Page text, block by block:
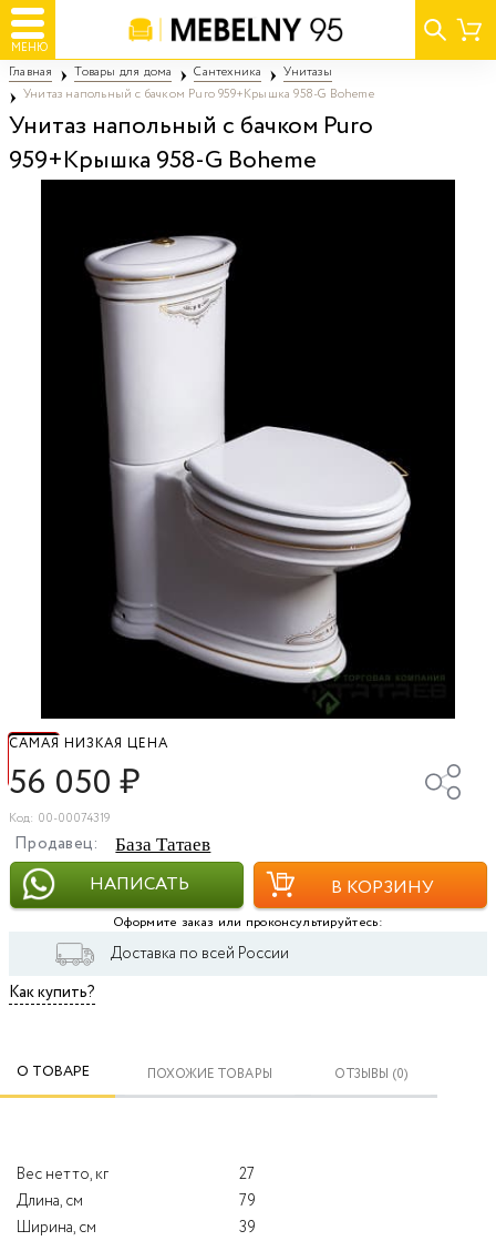
МЕНЮ
Главная Товары для дома Сантехника
Унитазы
Унитаз напольный с бачком Puro 959+Крышка 958-G Boheme
Унитаз напольный с бачком Puro
959+Крышка 958-G Boheme
САМАЯ НИЗКАЯ ЦЕНА
56 050₽
Код: 00-00074319
Продавец: База Татаев
НАПИСАТЬ В КОРЗИНУ
Оформите заказ или проконсультируйтесь:
Доставка по всей России
Как купить?
О ТОВАРЕ ПОХОЖИЕ ТОВАРЫ ОТЗЫВЫ (0)
Вес нетто, кг
27
Длина, см
79
Ширина, см
39